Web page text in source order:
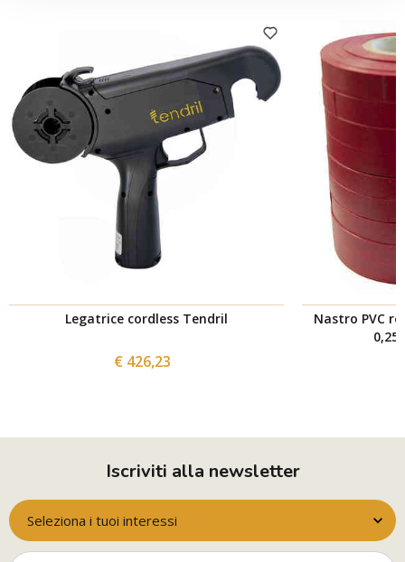
Legatrice cordless Tendril
€ 426,23
Nastro PVC
0,25
Iscriviti alla newsletter
Seleziona i tuoi interessi